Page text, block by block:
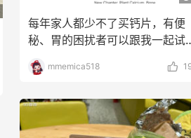
每年家人都少不了买钙片，有便
秘、胃的困扰者可以跟我一起试
冰岛newchapte
mmemica518